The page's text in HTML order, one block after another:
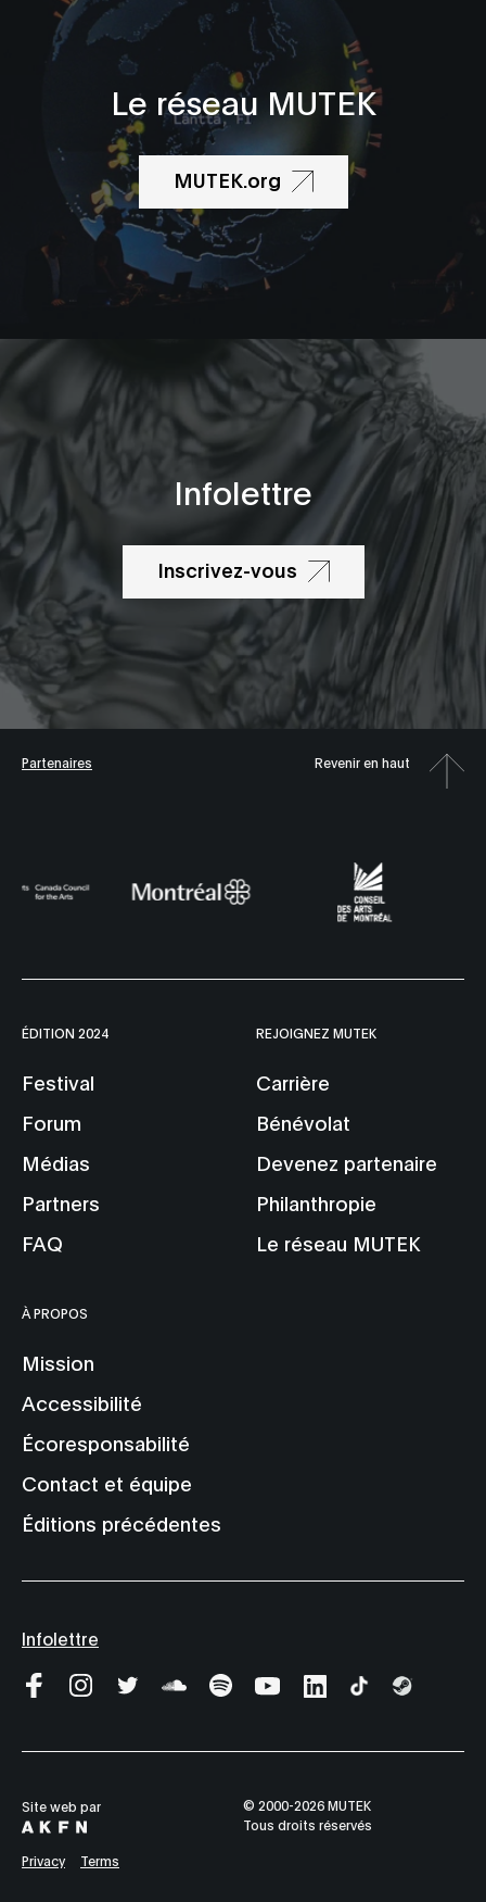
Le réseau MUTEK
MUTEK.org
Infolettre
Inscrivez-vous
Partenaires Revenir en haut
ÉDITION 2024
Festival
Forum
Médias
Partners
FAQ
REJOIGNEZ MUTEK
Carrière
Bénévolat
Devenez partenaire
Philanthropie
Le réseau MUTEK
À PROPOS
Mission
Accessibilité
Écoresponsabilité
Contact et équipe
Éditions précédentes
Infolettre
Site web par
© 2000-2026 MUTEK
Tous droits réservés
Privacy Terms